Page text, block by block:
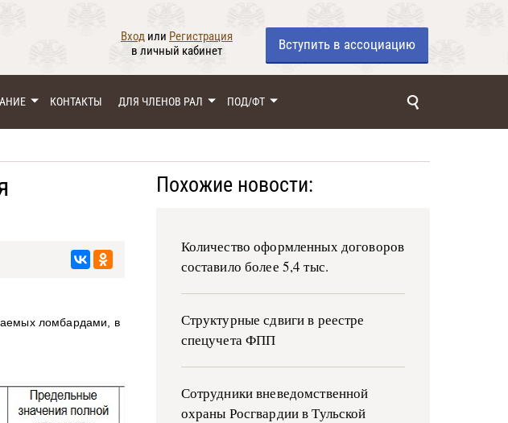
Вход или Регистрация
в личный кабинет
Вступить в ассоциацию
КОНТАКТЫ ДЛЯ ЧЛЕНОВ РАЛ ПОД/ФТ
ломбардами, в
Похожие новости:
Количество оформленных договоров
составило более 5,4 тыс.
Структурные сдвиги в реестре
спецучета ФПП
Сотрудники вневедомственной
охраны Росгвардии в Тульской